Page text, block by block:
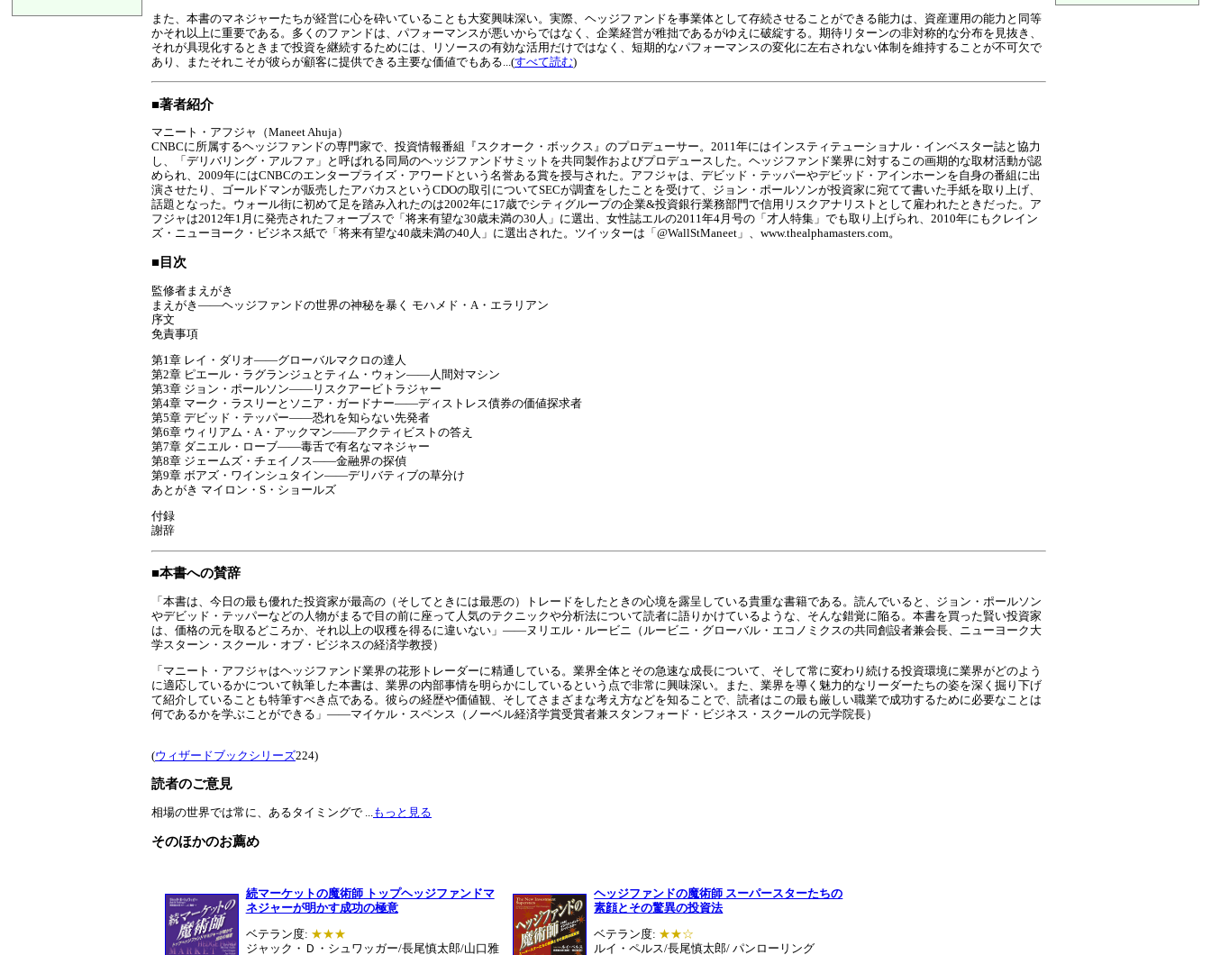
また、本書のマネジャーたちが経営に心を砕いていることも大変興味深い。実際、ヘッジファンドを事業体として存続させることができる能力は、資産運用の能力と同等
かそれ以上に重要である。多くのファンドは、パフォーマンスが悪いからではなく、企業経営が稚拙であるがゆえに破綻する。期待リターンの非対称的な分布を見抜き、
それが具現化するときまで投資を継続するためには、リソースの有効な活用だけではなく、短期的なパフォーマンスの変化に左右されない体制を維持することが不可欠で
あり、またそれこそが彼らが顧客に提供できる主要な価値でもある...(すべて読む)
■著者紹介
マニート・アフジャ（Maneet Ahuja）
CNBCに所属するヘッジファンドの専門家で、投資情報番組『スクオーク・ボックス』のプロデューサー。2011年にはインスティテューショナル・インベスター誌と協力
し、「デリバリング・アルファ」と呼ばれる同局のヘッジファンドサミットを共同製作およびプロデュースした。ヘッジファンド業界に対するこの画期的な取材活動が認
められ、2009年にはCNBCのエンタープライズ・アワードという名誉ある賞を授与された。アフジャは、デビッド・テッパーやデビッド・アインホーンを自身の番組に出
演させたり、ゴールドマンが販売したアバカスというCDOの取引についてSECが調査をしたことを受けて、ジョン・ポールソンが投資家に宛てて書いた手紙を取り上げ、
話題となった。ウォール街に初めて足を踏み入れたのは2002年に17歳でシティグループの企業&投資銀行業務部門で信用リスクアナリストとして雇われたときだった。ア
フジャは2012年1月に発売されたフォーブスで「将来有望な30歳未満の30人」に選出、女性誌エルの2011年4月号の「才人特集」でも取り上げられ、2010年にもクレイン
ズ・ニューヨーク・ビジネス紙で「将来有望な40歳未満の40人」に選出された。ツイッターは「@WallStManeet」、www.thealphamasters.com。
■目次
監修者まえがき
まえがき――ヘッジファンドの世界の神秘を暴く モハメド・A・エラリアン
序文
免責事項
第1章 レイ・ダリオ――グローバルマクロの達人
第2章 ピエール・ラグランジュとティム・ウォン――人間対マシン
第3章 ジョン・ポールソン――リスクアービトラジャー
第4章 マーク・ラスリーとソニア・ガードナー――ディストレス債券の価値探求者
第5章 デビッド・テッパー――恐れを知らない先発者
第6章 ウィリアム・A・アックマン――アクティビストの答え
第7章 ダニエル・ローブ――毒舌で有名なマネジャー
第8章 ジェームズ・チェイノス――金融界の探偵
第9章 ボアズ・ワインシュタイン――デリバティブの草分け
あとがき マイロン・S・ショールズ
付録
謝辞
■本書への賛辞
「本書は、今日の最も優れた投資家が最高の（そしてときには最悪の）トレードをしたときの心境を露呈している貴重な書籍である。読んでいると、ジョン・ポールソン
やデビッド・テッパーなどの人物がまるで目の前に座って人気のテクニックや分析法について読者に語りかけているような、そんな錯覚に陥る。本書を買った賢い投資家
は、価格の元を取るどころか、それ以上の収穫を得るに違いない」――ヌリエル・ルービニ（ルービニ・グローバル・エコノミクスの共同創設者兼会長、ニューヨーク大
学スターン・スクール・オブ・ビジネスの経済学教授）
「マニート・アフジャはヘッジファンド業界の花形トレーダーに精通している。業界全体とその急速な成長について、そして常に変わり続ける投資環境に業界がどのよう
に適応しているかについて執筆した本書は、業界の内部事情を明らかにしているという点で非常に興味深い。また、業界を導く魅力的なリーダーたちの姿を深く掘り下げ
て紹介していることも特筆すべき点である。彼らの経歴や価値観、そしてさまざまな考え方などを知ることで、読者はこの最も厳しい職業で成功するために必要なことは
何であるかを学ぶことができる」――マイケル・スペンス（ノーベル経済学賞受賞者兼スタンフォード・ビジネス・スクールの元学院長）
(ウィザードブックシリーズ224)
読者のご意見
相場の世界では常に、あるタイミングで ...もっと見る
そのほかのお薦め
続マーケットの魔術師 トップヘッジファンドマ
ネジャーが明かす成功の極意
ベテラン度: ★★★
ジャック・Ｄ・シュワッガー/長尾慎太郎/山口雅
ヘッジファンドの魔術師 スーパースターたちの
素顔とその驚異の投資法
ベテラン度: ★★☆
ルイ・ペルス/長尾慎太郎/ パンローリング